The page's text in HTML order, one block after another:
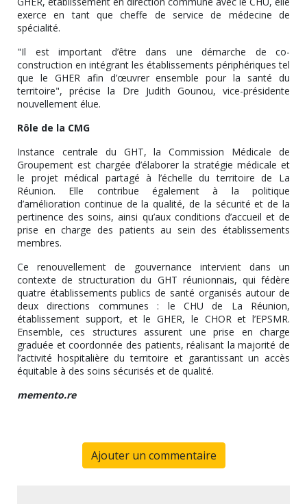
exerce en tant que cheffe de service de médecine de
spécialité.
"Il est important d’être dans une démarche de co-
construction en intégrant les établissements périphériques tel
que le GHER afin d’œuvrer ensemble pour la santé du
territoire", précise la Dre Judith Gounou, vice-présidente
nouvellement élue.
Rôle de la CMG
Instance centrale du GHT, la Commission Médicale de
Groupement est chargée d’élaborer la stratégie médicale et
le projet médical partagé à l’échelle du territoire de La
Réunion. Elle contribue également à la politique
d’amélioration continue de la qualité, de la sécurité et de la
pertinence des soins, ainsi qu’aux conditions d’accueil et de
prise en charge des patients au sein des établissements
membres.
Ce renouvellement de gouvernance intervient dans un
contexte de structuration du GHT réunionnais, qui fédère
quatre établissements publics de santé organisés autour de
deux directions communes : le CHU de La Réunion,
établissement support, et le GHER, le CHOR et l’EPSMR.
Ensemble, ces structures assurent une prise en charge
graduée et coordonnée des patients, réalisant la majorité de
l’activité hospitalière du territoire et garantissant un accès
équitable à des soins sécurisés et de qualité.
memento.re
Ajouter un commentaire